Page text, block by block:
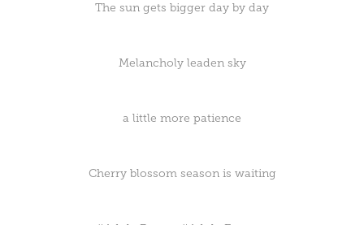
The sun gets bigger day by day
Melancholy leaden sky
a little more patience
Cherry blossom season is waiting